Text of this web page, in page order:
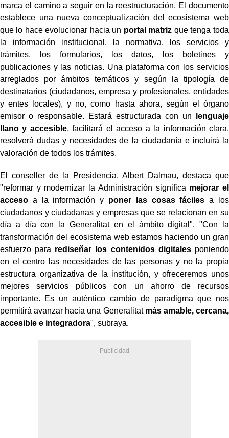
marca el camino a seguir en la reestructuración. El documento
establece una nueva conceptualización del ecosistema web
que lo hace evolucionar hacia un portal matriz que tenga toda
la información institucional, la normativa, los servicios y
trámites, los formularios, los datos, los boletines y
publicaciones y las noticias. Una plataforma con los servicios
arreglados por ámbitos temáticos y según la tipología de
destinatarios (ciudadanos, empresa y profesionales, entidades
y entes locales), y no, como hasta ahora, según el órgano
emisor o responsable. Estará estructurada con un
lenguaje
llano y accesible, facilitará el acceso a la información clara,
resolverá dudas y necesidades de la ciudadanía e incluirá la
valoración de todos los trámites.
El conseller de la Presidencia, Albert Dalmau, destaca que
"reformar y modernizar la Administración significa mejorar el
acceso a la información y poner las cosas fáciles a los
ciudadanos y ciudadanas y empresas que se relacionan en su
día a día con la Generalitat en el ámbito digital". "Con la
transformación del ecosistema web estamos haciendo un gran
esfuerzo para rediseñar los contenidos digitalesponiendo
en el centro las necesidades de las personas y no la propia
estructura organizativa de la institución, y ofreceremos unos
mejores servicios públicos con un ahorro de recursos
importante. Es un auténtico cambio de paradigma que nos
permitirá avanzar hacia una Generalitat más amable, cercana,
accesible e integradora", subraya.